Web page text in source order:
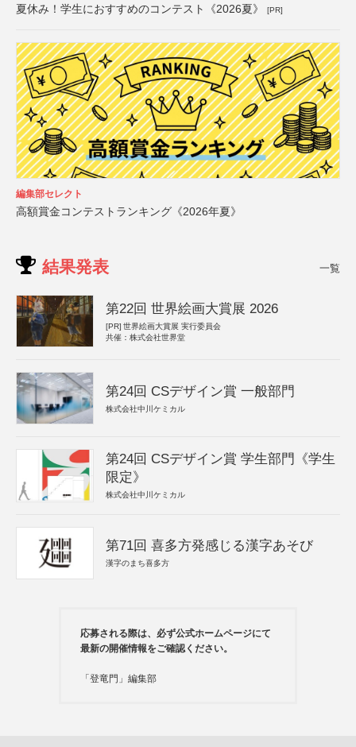
夏休み！学生におすすめのコンテスト《2026夏》 [PR]
編集部セレクト
高額賞金コンテストランキング《2026年夏》
結果発表 一覧
第22回 世界絵画大賞展 2026
[PR] 世界絵画大賞展 実行委員会
共催：株式会社世界堂
第24回 CSデザイン賞 一般部門
株式会社中川ケミカル
第24回 CSデザイン賞 学生部門《学生
限定》
株式会社中川ケミカル
第71回 喜多方発感じる漢字あそび
漢字のまち喜多方
応募される際は、必ず公式ホームページにて
最新の開催情報をご確認ください。
「登竜門」編集部